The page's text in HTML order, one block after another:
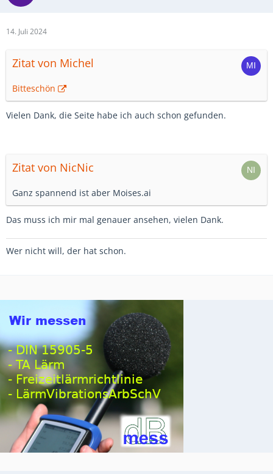
14. Juli 2024
Zitat von Michel
Bitteschön
Vielen Dank, die Seite habe ich auch schon gefunden.
Zitat von NicNic
Ganz spannend ist aber Moises.ai
Das muss ich mir mal genauer ansehen, vielen Dank.
Wer nicht will, der hat schon.